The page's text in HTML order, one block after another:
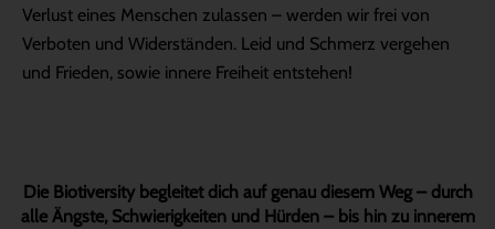
Verlust eines Menschen zulassen – werden wir frei von
Verboten und Widerständen. Leid und Schmerz vergehen
und Frieden, sowie innere Freiheit entstehen!
Die Biotiversity begleitet dich auf genau diesem Weg – durch
alle Ängste, Schwierigkeiten und Hürden – bis hin zu innerem